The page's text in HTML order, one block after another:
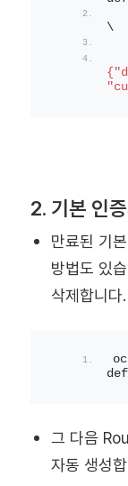
\
2. 기본 인
만료된 기
방법도 있
삭제합니다.
그 다음
자동 생성